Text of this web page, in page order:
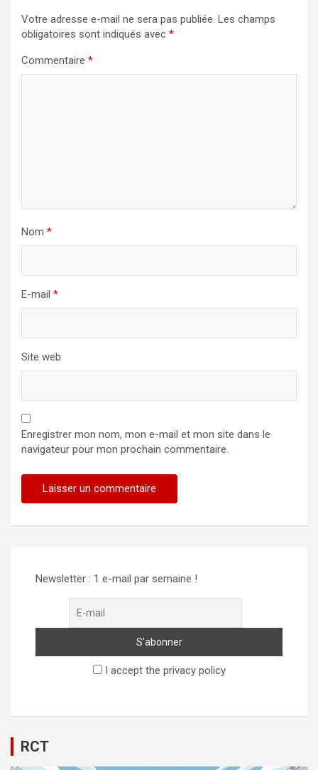
Votre adresse e-mail ne sera pas publiée. Les champs
obligatoires sont indiqués avec *
Commentaire *
Nom *
E-mail *
Site web
Enregistrer mon nom, mon e-mail et mon site dans le
navigateur pour mon prochain commentaire.
Newsletter : 1 e-mail par semaine !
I accept the privacy policy
RCT